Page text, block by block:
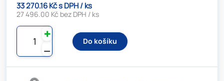
33 270.16 Kč s DPH / ks
27 496.00 Kč bez DPH / ks
⚊
✚
Do košíku